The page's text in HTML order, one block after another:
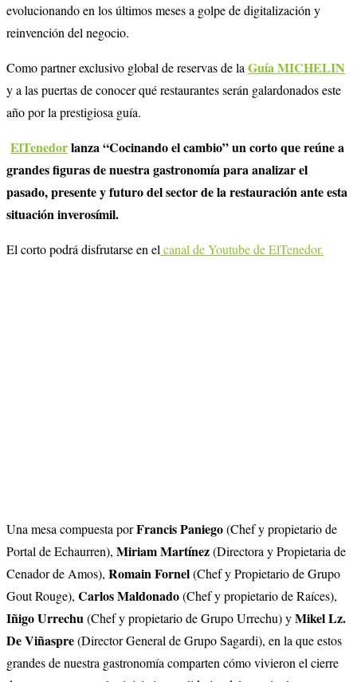
evolucionando en los últimos meses a golpe de digitalización y
reinvención del negocio.
Como partner exclusivo global de reservas de la Guía MICHELIN
y a las puertas de conocer qué restaurantes serán galardonados este
año por la prestigiosa guía.
ElTenedorlanza “Cocinando el cambio” un corto que reúne a
grandes figuras de nuestra gastronomía para analizar el
pasado, presente y futuro del sector de la restauración ante esta
situación inverosímil.
El corto podrá disfrutarse en el canal de Youtube de ElTenedor.
Una mesa compuesta porFrancis Paniego(Chef y propietario de
Portal de Echaurren), Miriam Martínez(Directora y Propietaria de
Cenador de Amos), Romain Fornel(Chef y Propietario de Grupo
Gout Rouge), Carlos Maldonado(Chef y propietario de Raíces),
Iñigo Urrechu (Chef y propietario de Grupo Urrechu) yMikel Lz.
De Viñaspre(Director General de Grupo Sagardi), en la que estos
grandes de nuestra gastronomía comparten cómo vivieron el cierre